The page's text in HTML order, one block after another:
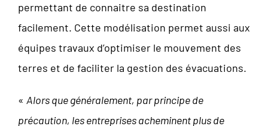
permettant de connaitre sa destination
facilement. Cette modélisation permet aussi aux
équipes travaux d’optimiser le mouvement des
terres et de faciliter la gestion des évacuations.
« Alors que généralement, par principe de
précaution, les entreprises acheminent plus de